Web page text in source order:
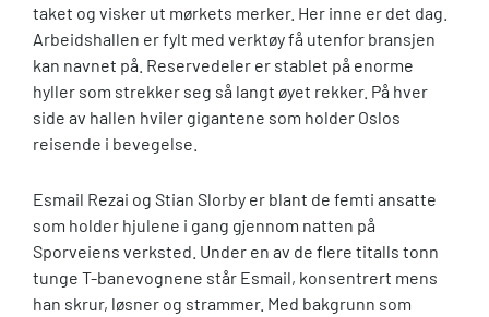
taket og visker ut mørkets merker. Her inne er det dag.
Arbeidshallen er fylt med verktøy få utenfor bransjen
kan navnet på. Reservedeler er stablet på enorme
hyller som strekker seg så langt øyet rekker. På hver
side av hallen hviler gigantene som holder Oslos
reisende i bevegelse.
Esmail Rezai og Stian Slorby er blant de femti ansatte
som holder hjulene i gang gjennom natten på
Sporveiens verksted. Under en av de flere titalls tonn
tunge T-banevognene står Esmail, konsentrert mens
han skrur, løsner og strammer. Med bakgrunn som